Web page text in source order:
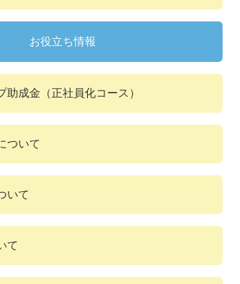
お役立ち情報
助成金（正社員化コース）
ついて
いて
て